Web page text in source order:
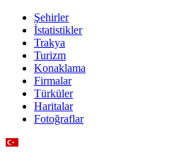
Şehirler
İstatistikler
Trakya
Turizm
Konaklama
Firmalar
Türküler
Haritalar
Fotoğraflar